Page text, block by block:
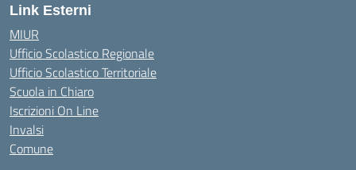
Link Esterni
MIUR
Ufficio Scolastico Regionale
Ufficio Scolastico Territoriale
Scuola in Chiaro
Iscrizioni On Line
Invalsi
Comune